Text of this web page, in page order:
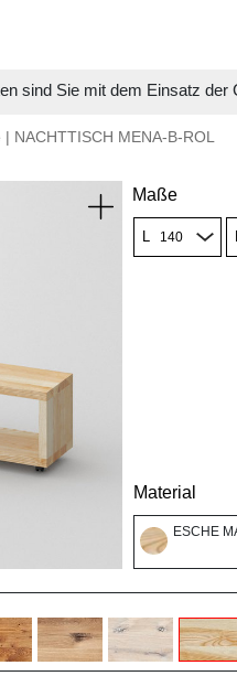
sind Sie mit dem Einsatz der
| NACHTTISCH MENA-B-ROL
Maße
L
Material
ESCHE